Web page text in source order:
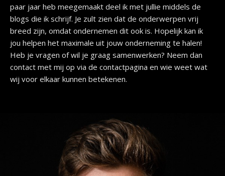
paar jaar heb meegemaakt deel ik met jullie middels de
blogs die ik schrijf. Je zult zien dat de onderwerpen vrij
breed zijn, omdat ondernemen dit ook is. Hopelijk kan ik
jou helpen het maximale uit jouw onderneming te halen!
Heb je vragen of wil je graag samenwerken? Neem dan
contact met mij op via de contactpagina en wie weet wat
wij voor elkaar kunnen betekenen.